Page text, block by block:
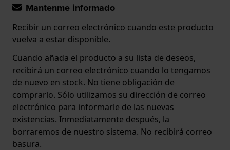
Mantenme informado
Recibir un correo electrónico cuando este producto
vuelva a estar disponible.
Cuando añada el producto a su lista de deseos,
recibirá un correo electrónico cuando lo tengamos
de nuevo en stock. No tiene obligación de
comprarlo. Sólo utilizamos su dirección de correo
electrónico para informarle de las nuevas
existencias. Inmediatamente después, la
borraremos de nuestro sistema. No recibirá correo
basura.